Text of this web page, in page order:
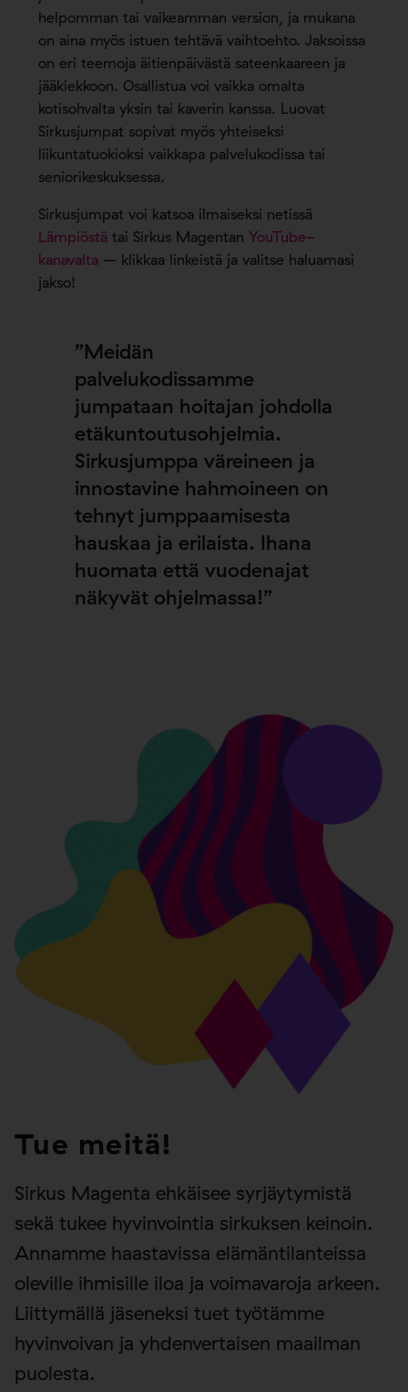
helpomman tai vaikeamman version, ja mukana
on aina myös istuen tehtävä vaihtoehto. Jaksoissa
on eri teemoja äitienpäivästä sateenkaareen ja
jääkiekkoon. Osallistua voi vaikka omalta
kotisohvalta yksin tai kaverin kanssa. Luovat
Sirkusjumpat sopivat myös yhteiseksi
liikuntatuokioksi vaikkapa palvelukodissa tai
seniorikeskuksessa.
Sirkusjumpat voi katsoa ilmaiseksi netissä
Lämpiöstä tai Sirkus Magentan YouTube-
kanavalta – klikkaa linkeistä ja valitse haluamasi
jakso!
”Meidän
palvelukodissamme
jumpataan hoitajan johdolla
etäkuntoutusohjelmia.
Sirkusjumppa väreineen ja
innostavine hahmoineen on
tehnyt jumppaamisesta
hauskaa ja erilaista. Ihana
huomata että vuodenajat
näkyvät ohjelmassa!”
Tue meitä!
Sirkus Magenta ehkäisee syrjäytymistä
sekä tukee hyvinvointia sirkuksen keinoin.
Annamme haastavissa elämäntilanteissa
oleville ihmisille iloa ja voimavaroja arkeen.
Liittymällä jäseneksi tuet työtämme
hyvinvoivan ja yhdenvertaisen maailman
puolesta.